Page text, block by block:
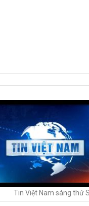
Tin Việt Nam sáng thứ